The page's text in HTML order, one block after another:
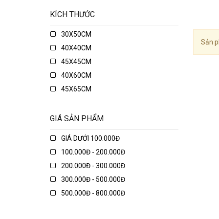
Sản
KÍCH THƯỚC
30X50CM
40X40CM
45X45CM
40X60CM
45X65CM
48X74CM
50X50CM
50X70CM
GIÁ SẢN PHẨM
GIÁ DƯỚI 100.000Đ
100.000Đ - 200.000Đ
200.000Đ - 300.000Đ
300.000Đ - 500.000Đ
500.000Đ - 800.000Đ